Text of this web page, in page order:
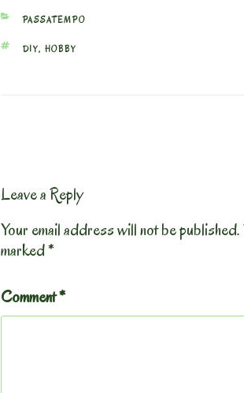
CATEGORIES
PASSATEMPO
TAGS
DIY, HOBBY
Leave a Reply
Your email address will not be published.
marked*
Comment*